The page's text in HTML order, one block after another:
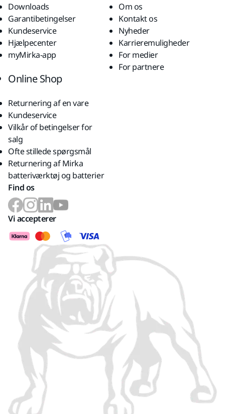
Downloads
Garantibetingelser
Kundeservice
Hjælpecenter
myMirka-app
Om os
Kontakt os
Nyheder
Karrieremuligheder
For medier
For partnere
Online Shop
Returnering af en vare
Kundeservice
Vilkår of betingelser for
salg
Ofte stillede spørgsmål
Returnering af Mirka
batteriværktøj og batterier
Find os
Vi accepterer